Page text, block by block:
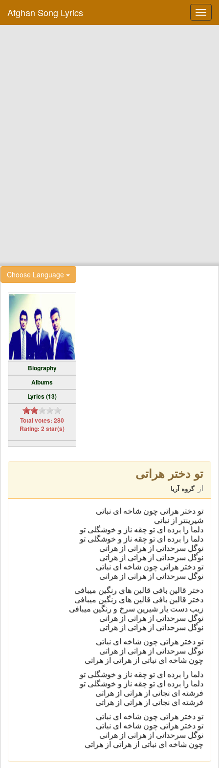
Afghan Song Lyrics
Choose Language
Biography
Albums
Lyrics (13)
Total votes: 280
Rating: 2 star(s)
تو دختر هراتی
از گروه آریا
تو دختر هراتی چون شاخه ای نباتی
شیرینتر از نباتی
دلما را برده ای تو چقه ناز و خوشگلی تو
دلما را برده ای تو چقه ناز و خوشگلی تو
نوگل سرحداتی از هراتی از هراتی
نوگل سرحداتی از هراتی از هراتی
تو دختر هراتی چون شاخه ای نباتی
نوگل سرحداتی از هراتی از هراتی
دختر قالین بافی قالین های رنگین میبافی
دختر قالین بافی قالین های رنگین میبافی
زیب دست یار شیرین سرخ و رنگین میبافی
نوگل سرحداتی از هراتی از هراتی
نوگل سرحداتی از هراتی از هراتی
تو دختر هراتی چون شاخه ای نباتی
نوگل سرحداتی از هراتی از هراتی
چون شاخه ای نباتی از هراتی از هراتی
دلما را برده ای تو چقه ناز و خوشگلی تو
دلما را برده ای تو چقه ناز و خوشگلی تو
فرشته ای نجاتی از هراتی از هراتی
فرشته ای نجاتی از هراتی از هراتی
تو دختر هراتی چون شاخه ای نباتی
تو دختر هراتی چون شاخه ای نباتی
نوگل سرحداتی از هراتی از هراتی
چون شاخه ای نباتی از هراتی از هراتی